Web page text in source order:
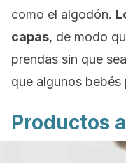
como el algodón.
capas, de modo
prendas sin que
que algunos bebés
Productos